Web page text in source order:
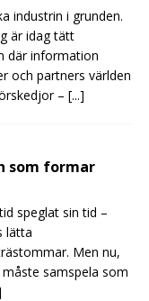
industrin i grunden.
är idag tätt
där information
och partners världen
– [...]
som formar
speglat sin tid –
lätta
Men nu,
samspela som